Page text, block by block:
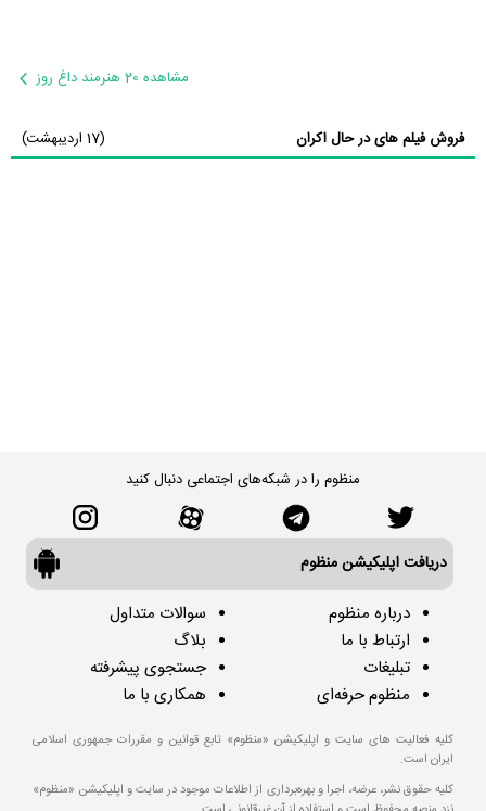
مشاهده 20 هنرمند داغ روز
فروش فیلم های در حال اکران (17 اردیبهشت)
منظوم را در شبکه‌های اجتماعی دنبال کنید
دریافت اپلیکیشن منظوم
درباره منظوم
ارتباط با ما
تبلیغات
منظوم حرفه‌ای
سوالات متداول
بلاگ
جستجوی پیشرفته
همکاری با ما
کلیه فعالیت های سایت و اپلیکیشن «منظوم» تابع قوانین و مقررات جمهوری اسلامی
ایران است.
کلیه حقوق نشر، عرضه، اجرا و بهره‌برداری از اطلاعات موجود در سایت و اپلیکیشن «منظوم»